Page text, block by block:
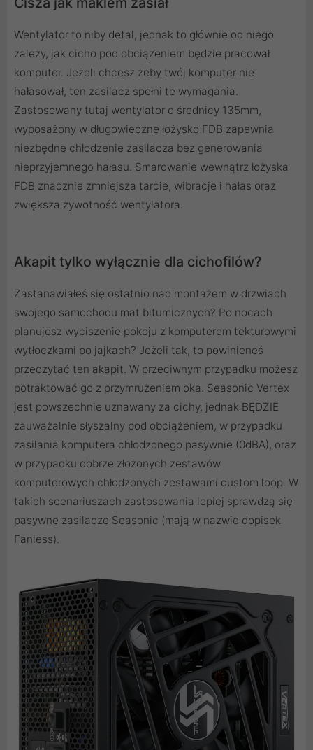
Wentylator to niby detal, jednak to głównie od niego
zależy, jak cicho pod obciążeniem będzie pracował
komputer. Jeżeli chcesz żeby twój komputer nie
hałasował, ten zasilacz spełni te wymagania.
Zastosowany tutaj wentylator o średnicy 135mm,
wyposażony w długowieczne łożysko FDB zapewnia
niezbędne chłodzenie zasilacza bez generowania
nieprzyjemnego hałasu. Smarowanie wewnątrz łożyska
FDB znacznie zmniejsza tarcie, wibracje i hałas oraz
zwiększa żywotność wentylatora.
Akapit tylko wyłącznie dla cichofilów?
Zastanawiałeś się ostatnio nad montażem w drzwiach
swojego samochodu mat bitumicznych? Po nocach
planujesz wyciszenie pokoju z komputerem tekturowymi
wytłoczkami po jajkach? Jeżeli tak, to powinieneś
przeczytać ten akapit. W przeciwnym przypadku możesz
potraktować go z przymrużeniem oka. Seasonic Vertex
jest powszechnie uznawany za cichy, jednak BĘDZIE
zauważalnie słyszalny pod obciążeniem, w przypadku
zasilania komputera chłodzonego pasywnie (0dBA), oraz
w przypadku dobrze złożonych zestawów
komputerowych chłodzonych zestawami custom loop. W
takich scenariuszach zastosowania lepiej sprawdzą się
pasywne zasilacze Seasonic (mają w nazwie dopisek
Fanless).